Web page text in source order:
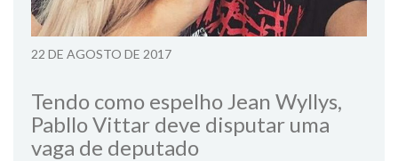
22 DE AGOSTO DE 2017
Tendo como espelho Jean Wyllys,
Pabllo Vittar deve disputar uma
vaga de deputado